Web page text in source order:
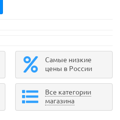
Самые низкие
цены в России
Все категории
магазина